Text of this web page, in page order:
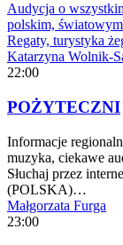
Audycja o
polskim,
Regaty, turystyka
Katarzyna Wolnik-
22:00
POŻYTECZNI
Informacje
muzyka, ciekawe
Słuchaj przez
(POLSKA)…
Małgorzata Furga
23:00